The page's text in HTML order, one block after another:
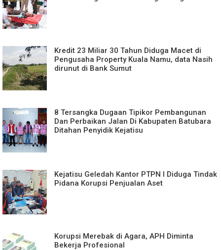
Kredit 23 Miliar 30 Tahun Diduga Macet di
Pengusaha Property Kuala Namu, data Nasih
dirunut di Bank Sumut
8 Tersangka Dugaan Tipikor Pembangunan
Dan Perbaikan Jalan Di Kabupaten Batubara
Ditahan Penyidik Kejatisu
Kejatisu Geledah Kantor PTPN I Diduga Tindak
Pidana Korupsi Penjualan Aset
Korupsi Merebak di Agara, APH Diminta
Bekerja Profesional